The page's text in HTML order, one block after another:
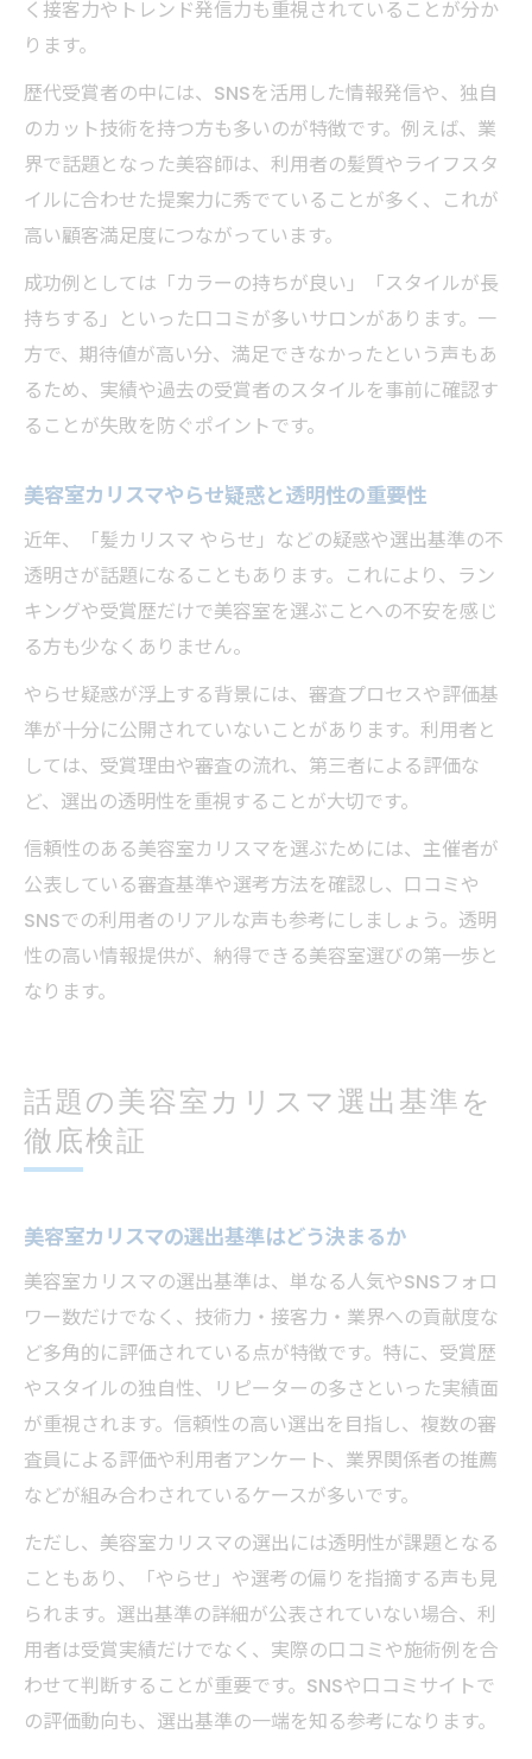
く接客力やトレンド発信力も重視されていることが分か
ります。
歴代受賞者の中には、SNSを活用した情報発信や、独自
のカット技術を持つ方も多いのが特徴です。例えば、業
界で話題となった美容師は、利用者の髪質やライフスタ
イルに合わせた提案力に秀でていることが多く、これが
高い顧客満足度につながっています。
成功例としては「カラーの持ちが良い」「スタイルが長
持ちする」といった口コミが多いサロンがあります。一
方で、期待値が高い分、満足できなかったという声もあ
るため、実績や過去の受賞者のスタイルを事前に確認す
ることが失敗を防ぐポイントです。
美容室カリスマやらせ疑惑と透明性の重要性
近年、「髪カリスマ やらせ」などの疑惑や選出基準の不
透明さが話題になることもあります。これにより、ラン
キングや受賞歴だけで美容室を選ぶことへの不安を感じ
る方も少なくありません。
やらせ疑惑が浮上する背景には、審査プロセスや評価基
準が十分に公開されていないことがあります。利用者と
しては、受賞理由や審査の流れ、第三者による評価な
ど、選出の透明性を重視することが大切です。
信頼性のある美容室カリスマを選ぶためには、主催者が
公表している審査基準や選考方法を確認し、口コミや
SNSでの利用者のリアルな声も参考にしましょう。透明
性の高い情報提供が、納得できる美容室選びの第一歩と
なります。
話題の美容室カリスマ選出基準を
徹底検証
美容室カリスマの選出基準はどう決まるか
美容室カリスマの選出基準は、単なる人気やSNSフォロ
ワー数だけでなく、技術力・接客力・業界への貢献度な
ど多角的に評価されている点が特徴です。特に、受賞歴
やスタイルの独自性、リピーターの多さといった実績面
が重視されます。信頼性の高い選出を目指し、複数の審
査員による評価や利用者アンケート、業界関係者の推薦
などが組み合わされているケースが多いです。
ただし、美容室カリスマの選出には透明性が課題となる
こともあり、「やらせ」や選考の偏りを指摘する声も見
られます。選出基準の詳細が公表されていない場合、利
用者は受賞実績だけでなく、実際の口コミや施術例を合
わせて判断することが重要です。SNSや口コミサイトで
の評価動向も、選出基準の一端を知る参考になります。